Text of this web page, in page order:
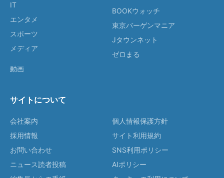
IT
エンタメ
スポーツ
メディア
動画
BOOKウォッチ
東京バーゲンマニア
Jタウンネット
ゼロまる
サイトについて
会社案内
採用情報
お問い合わせ
ニュース読者投稿
個人情報保護方針
サイト利用規約
SNS利用ポリシー
AIポリシー